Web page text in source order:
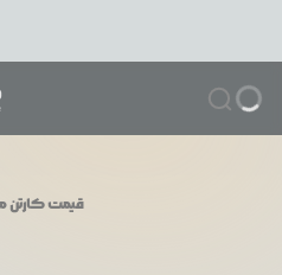
قیمتکارتن